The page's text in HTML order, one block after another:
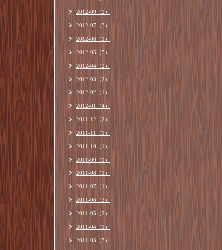
2012-09（2）
2012-07（3）
2012-06（1）
2012-05（5）
2012-04（2）
2012-03（2）
2012-02（1）
2012-01（4）
2011-12（2）
2011-11（1）
2011-10（1）
2011-09（1）
2011-08（1）
2011-07（1）
2011-06（3）
2011-05（2）
2011-04（1）
2011-03（3）